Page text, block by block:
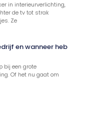
in interieurverlichting,
de tv tot strak
Ze
en wanneer heb
bij een grote
Of het nu gaat om